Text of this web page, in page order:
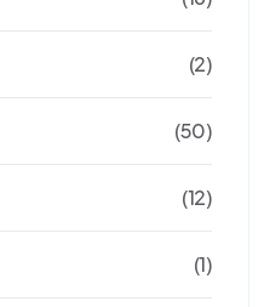
(2)
(50)
(12)
(1)